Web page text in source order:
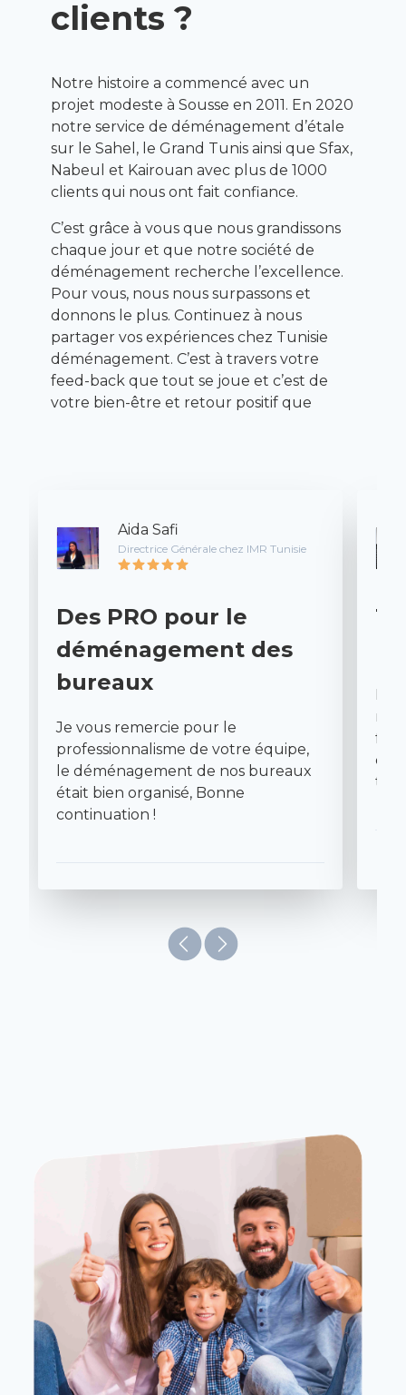
clients ?
Notre histoire a commencé avec un
projet modeste à Sousse en 2011. En 2020
notre service de déménagement d’étale
sur le Sahel, le Grand Tunis ainsi que Sfax,
Nabeul et Kairouan avec plus de 1000
clients qui nous ont fait confiance.
C’est grâce à vous que nous grandissons
chaque jour et que notre société de
déménagement recherche l’excellence.
Pour vous, nous nous surpassons et
donnons le plus. Continuez à nous
partager vos expériences chez Tunisie
déménagement. C’est à travers votre
feed-back que tout se joue et c’est de
votre bien-être et retour positif que
Aida Safi
Directrice Générale chez IMR Tunisie
Des PRO pour le
déménagement des
bureaux
Je vous remercie pour le
professionnalisme de votre équipe,
le déménagement de nos bureaux
était bien organisé, Bonne
continuation !
Le
fait